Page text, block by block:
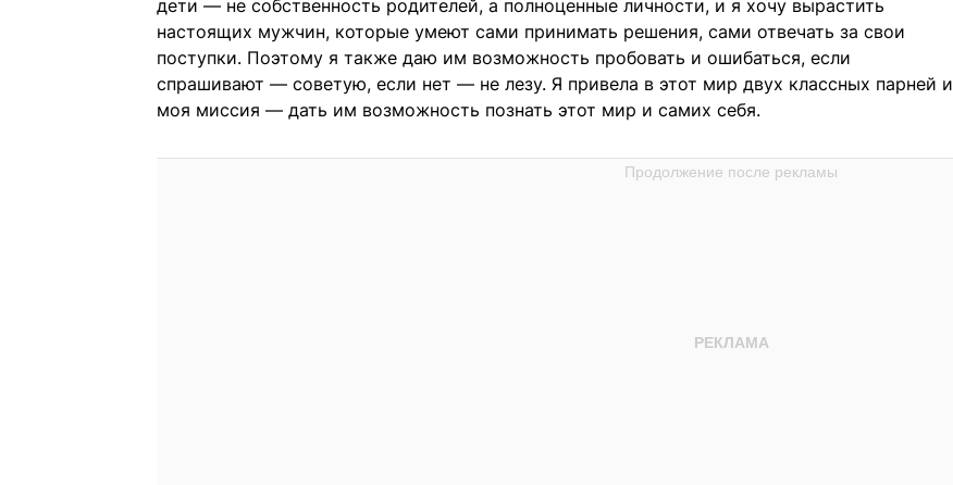
дети — не собственность родителей, а полноценные личности, и я хочу вырастить
настоящих мужчин, которые умеют сами принимать решения, сами отвечать за свои
поступки. Поэтому я также даю им возможность пробовать и ошибаться, если
спрашивают — советую, если нет — не лезу. Я привела в этот мир двух классных парней и
моя миссия — дать им возможность познать этот мир и самих себя.